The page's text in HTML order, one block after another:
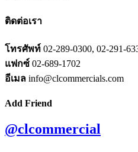
ติดต่อเรา
โทรศัพท์ 02-289-0300, 02-291-
แฟกซ์ 02-689-1702
อีเมล info@clcommercials.com
Add Friend
@clcommercial